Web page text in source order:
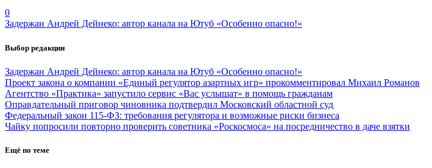
0
Задержан Андрей Дейнеко: автор канала на Ютуб «Особенно опасно!»
Выбор редакции
Задержан Андрей Дейнеко: автор канала на Ютуб «Особенно опасно!»
Проект закона о компании «Единый регулятор азартных игр» прокомментировал Михаил Романов
Агентство «Практика» запустило сервис «Вас услышат» в помощь гражданам
Оправдательный приговор чиновника подтвердил Московский областной суд
Федеральный закон 115-ФЗ: требования регулятора и возможные риски бизнеса
Чайку попросили повторно проверить советника «Роскосмоса» на посредничество в даче взятки
Ещё по теме